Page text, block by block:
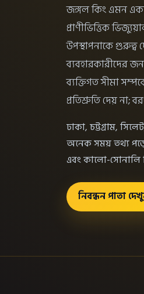
জঙ্গল কিং এমন
প্রাণীভিত্তিক
উপস্থাপনাকে গুরুত্ব
ব্যবহারকারীদের
ব্যক্তিগত সীমা
প্রতিশ্রুতি দেয় না;
ঢাকা, চট্টগ্রাম,
অনেক সময় তথ্য
এবং কালো-সোনালি
নিবন্ধন পাতা